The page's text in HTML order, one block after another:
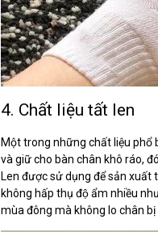
4. Chất liệu tất len
Một trong những chất liệu phổ
và giữ cho bàn chân khô ráo,
Len được sử dụng để sản
không hấp thụ độ ẩm nhiều
mùa đông mà không lo chân bị